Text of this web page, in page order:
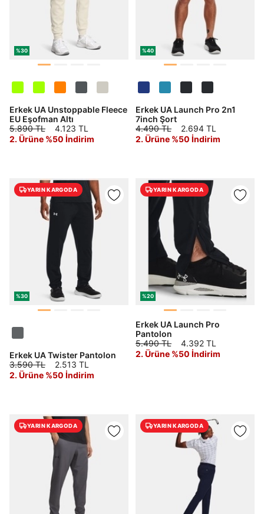
%30
Erkek UA Unstoppable Fleece
EU Eşofman Altı
5.890 TL
4.123 TL
2. Ürüne %50 İndirim
%40
Erkek UA Launch Pro 2n1
7inch Şort
4.490 TL
2.694 TL
2. Ürüne %50 İndirim
%30
YARIN KARGODA
Erkek UA Twister Pantolon
3.590 TL
2.513 TL
2. Ürüne %50 İndirim
%20
YARIN KARGODA
Erkek UA Launch Pro
Pantolon
5.490 TL
4.392 TL
2. Ürüne %50 İndirim
YARIN KARGODA YARIN KARGODA
Giriş Yap Kayıt Ol
E-posta